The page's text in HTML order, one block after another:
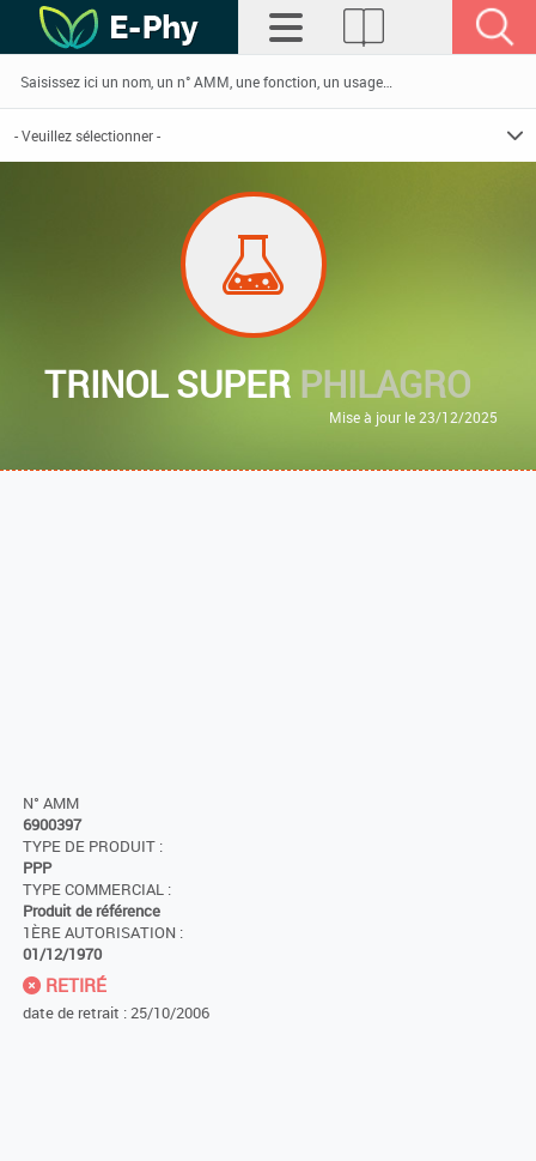
TRINOL SUPER PHILAGRO
Mise à jour le 23/12/2025
N° AMM
6900397
TYPE DE PRODUIT :
PPP
TYPE COMMERCIAL :
Produit de référence
1ÈRE AUTORISATION :
01/12/1970
RETIRÉ
date de retrait : 25/10/2006